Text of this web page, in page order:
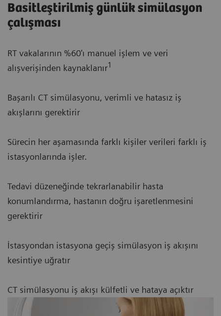
Basitleştirilmiş günlük simülasyon
çalışması
RT vakalarının %60'ı manuel işlem ve veri
alışverişinden kaynaklanır1
Başarılı CT simülasyonu, verimli ve hatasız iş
akışlarını gerektirir
Sürecin her aşamasında farklı kişiler verileri farklı iş
istasyonlarında işler.
Tedavi düzeneğinde tekrarlanabilir hasta
konumlandırma, hastanın doğru işaretlenmesini
gerektirir
İstasyondan istasyona geçiş simülasyon iş akışını
kesintiye uğratır
CT simülasyonu iş akışı külfetli ve hataya açıktır